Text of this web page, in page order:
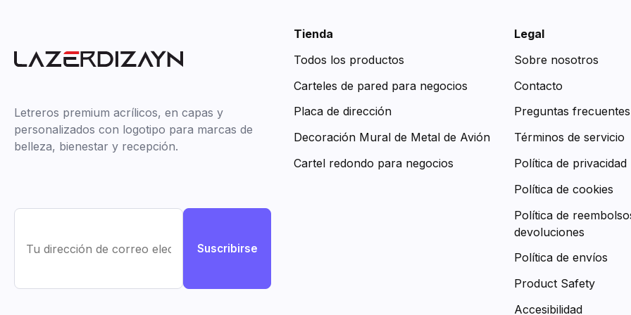
Letreros premium acrílicos, en capas y
personalizados con logotipo para marcas de
belleza, bienestar y recepción.
Suscribirse
Tienda
Todos los productos
Carteles de pared para negocios
Placa de dirección
Decoración Mural de Metal de Avión
Cartel redondo para negocios
Legal
Sobre nosotros
Contacto
Preguntas frecuentes
Términos de servicio
Política de privacidad
Política de cookies
Política de
devoluciones
Política de envíos
Product Safety
Accesibilidad